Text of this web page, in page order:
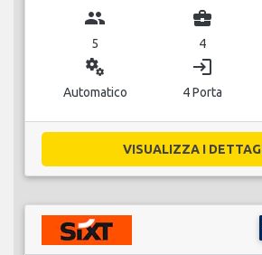
group
5
business_center
4
miscellaneous_services
Automatico
login
4 Porta
VISUALIZZA I